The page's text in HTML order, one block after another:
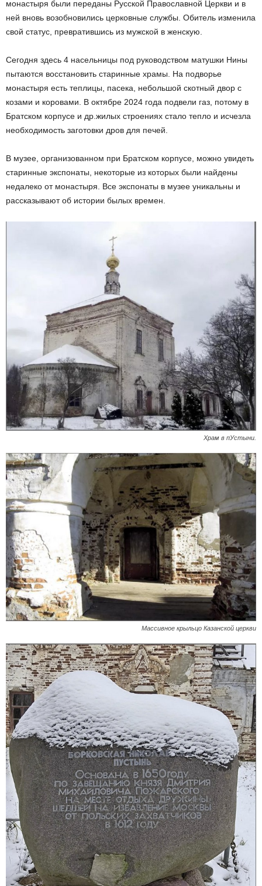
монастыря были переданы Русской Православной Церкви и в
ней вновь возобновились церковные службы. Обитель изменила
свой статус, превратившись из мужской в женскую.
Сегодня здесь 4 насельницы под руководством матушки Нины
пытаются восстановить старинные храмы. На подворье
монастыря есть теплицы, пасека, небольшой скотный двор с
козами и коровами. В октябре 2024 года подвели газ, потому в
Братском корпусе и др.жилых строениях стало тепло и исчезла
необходимость заготовки дров для печей.
В музее, организованном при Братском корпусе, можно увидеть
старинные экспонаты, некоторые из которых были найдены
недалеко от монастыря. Все экспонаты в музее уникальны и
рассказывают об истории былых времен.
Храм в пУстыни.
Массивное крыльцо Казанской церкви